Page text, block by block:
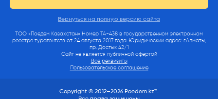
Вернуться на полную версию сайта
ТОО «Поедем Казахстан» Номер ТА-438 в государственном электронном
реестре турагентств от 24 августа 2017 года. Юридический адрес: г.Алматы,
пр. Достык 42/1
Сайт не является публичной офертой
Все реквизиты
Пользовательское соглашение
Copyright © 2012–2026 Poedem.kz™.